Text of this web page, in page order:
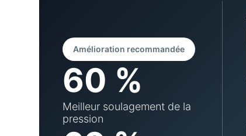
Amélioration recommandée
60 %
Meilleur soulagement de la
pression